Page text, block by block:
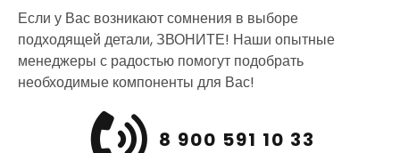
Если у Вас возникают сомнения в выборе
подходящей детали, ЗВОНИТЕ! Наши опытные
менеджеры с радостью помогут подобрать
необходимые компоненты для Вас!
8 900 591 10 33